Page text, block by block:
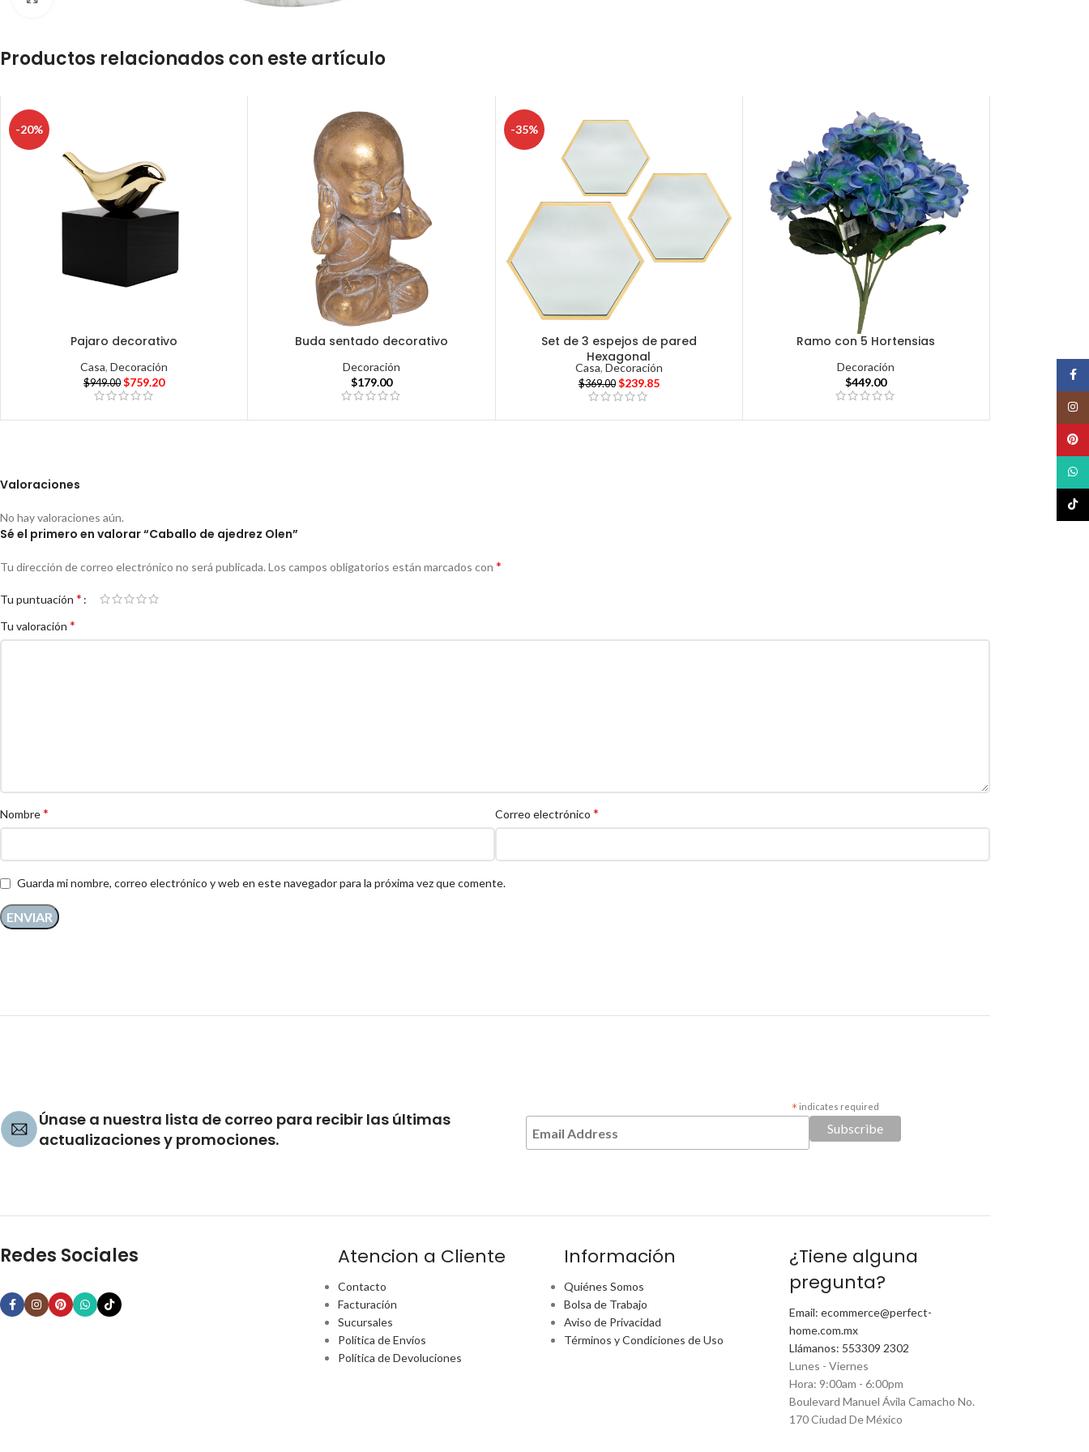
Productos relacionados con este artículo
-20%
Pajaro decorativo
Casa,Decoración
$949.00 $759.20
Buda sentado decorativo
Decoración
$179.00
-35%
Set de 3 espejos de pared
Hexagonal
Casa, Decoración
$369.00 $239.85
Ramo con 5 Hortensias
Decoración
$449.00
Valoraciones
No hay valoraciones aún.
Sé el primero en valorar “Caballo de ajedrez Olen”
Tu dirección de correo electrónico no será publicada. Los campos obligatorios están marcados con *
Tu puntuación *
Tu valoración *
Nombre* Correo electrónico *
Guarda mi nombre, correo electrónico y web en este navegador para la próxima vez que comente.
Únase a nuestra lista de correo para recibir las últimas
actualizaciones y promociones.
* indicates required
Redes Sociales Atencion a Cliente
Contacto
Facturación
Sucursales
Política de Envíos
Política de Devoluciones
Información
Quiénes Somos
Bolsa de Trabajo
Aviso de Privacidad
Términos y Condiciones de Uso
¿Tiene alguna
pregunta?
Email: ecommerce@perfect-
home.com.mx
Llámanos: 553309 2302
Lunes - Viernes
Hora: 9:00am - 6:00pm
Boulevard Manuel Ávila Camacho No.
170 Ciudad De México